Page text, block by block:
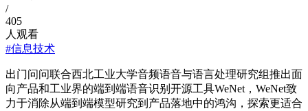
/
405
人观看
#信息技术
出门问问联合西北工业大学音频语音与语言处理研究组推出面
向产品和工业界的端到端语音识别开源工具WeNet，WeNet致
力于消除从端到端模型研究到产品落地中的鸿沟，探索更适合